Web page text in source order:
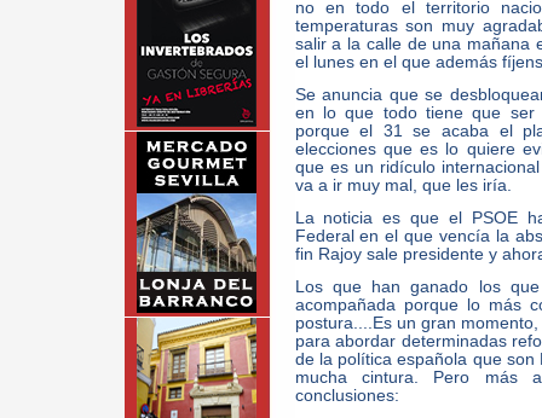
no en todo el territorio
temperaturas son muy
salir a la calle de una mañana
el lunes en el que además
Se anuncia que se
en lo que todo tiene que ser
porque el 31 se acaba el
elecciones que es lo quiere
que es un ridículo
va a ir muy mal, que les iría.
La noticia es que el PSOE
Federal en el que vencía la
fin Rajoy sale presidente y
Los que han ganado los
acompañada porque lo más
postura....Es un gran
para abordar determinadas
de la política española que son
mucha cintura. Pero más
conclusiones: